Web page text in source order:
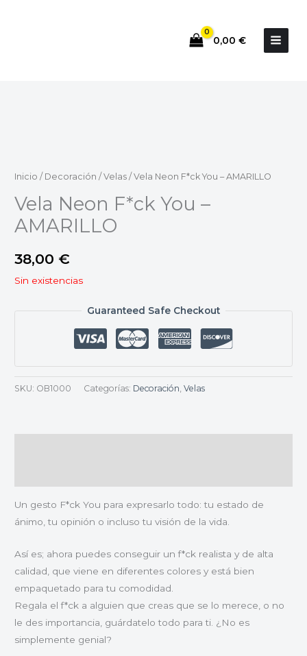
0,00 €
Inicio / Decoración / Velas / Vela Neon F*ck You – AMARILLO
Vela Neon F*ck You –
AMARILLO
38,00 €
Sin existencias
Guaranteed Safe Checkout
SKU: OB1000 Categorías: Decoración, Velas
Un gesto F*ck You para expresarlo todo: tu estado de
ánimo, tu opinión o incluso tu visión de la vida.
Así es; ahora puedes conseguir un f*ck realista y de alta
calidad, que viene en diferentes colores y está bien
empaquetado para tu comodidad.
Regala el f*ck a alguien que creas que se lo merece, o no
le des importancia, guárdatelo todo para ti. ¿No es
simplemente genial?